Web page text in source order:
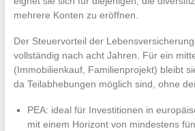
mehrere Konten zu eröffnen.
Der Steuervorteil der
vollständig nach acht Jahren. Für ein
(Immobilienkauf, Familienprojekt) bleibt
da Teilabhebungen möglich sind, ohne
PEA: ideal für Investitionen in
mit einem Horizont von mindestens